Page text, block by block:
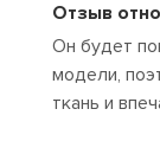
Отзыв
Он будет
модели,
ткань и